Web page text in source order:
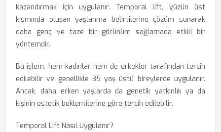
kazandırmak için uygulanır. Temporal lift, yüzün üst
kısmında oluşan yaşlanma belirtilerine çözüm sunarak
daha genç ve taze bir görünüm sağlamada etkili bir
yöntemdir.
Bu işlem, hem kadınlar hem de erkekler tarafından tercih
edilebilir ve genellikle 35 yaş üstü bireylerde uygulanır.
Ancak, daha erken yaşlarda da genetik yatkınlık ya da
kişinin estetik beklentilerine göre tercih edilebilir.
Temporal Lift Nasıl Uygulanır?